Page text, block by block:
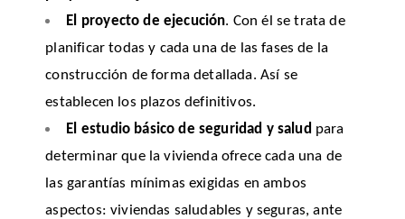
El proyecto de ejecución. Con él se trata de
planificar todas y cada una de las fases de la
construcción de forma detallada. Así se
establecen los plazos definitivos.
El estudio básico de seguridad y salud para
determinar que la vivienda ofrece cada una de
las garantías mínimas exigidas en ambos
aspectos: viviendas saludables y seguras, ante